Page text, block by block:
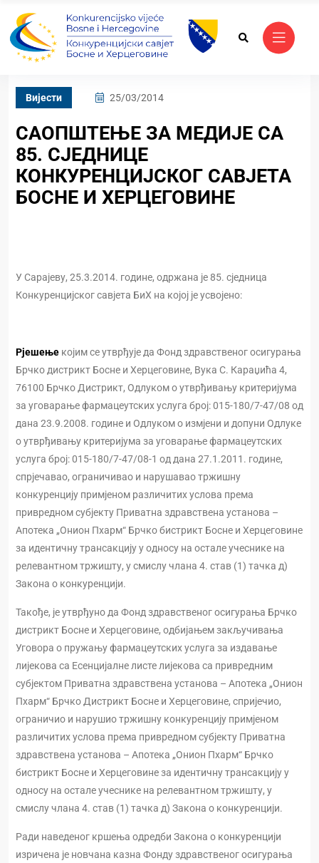
Вијести 25/03/2014
САОПШТЕЊЕ ЗА МЕДИЈЕ СА
85. СЈЕДНИЦЕ
КОНКУРЕНЦИЈСКОГ САВЈЕТА
БОСНЕ И ХЕРЦЕГОВИНЕ
У Сарајеву, 25.3.2014. године, одржана је 85. сједница
Конкуренцијског савјета БиХ на којој је усвојено:
Рјешење којим се утврђује да Фонд здравственог осигурања
Брчко дистрикт Босне и Херцеговине, Вука С. Караџића 4,
76100 Брчко Дистрикт, Одлуком о утврђивању критеријума
за уговарање фармацеутских услуга број: 015-180/7-47/08 од
дана 23.9.2008. године и Одлуком о измјени и допуни Одлуке
о утврђивању критеријума за уговарање фармацеутских
услуга број: 015-180/7-47/08-1 од дана 27.1.2011. године,
спрјечавао, ограничивао и нарушавао тржишну
конкуренцију примјеном различитих услова према
привредном субјекту Приватна здравствена установа –
Апотека „Онион Пхарм“ Брчко бистрикт Босне и Херцеговине
за идентичну трансакцију у односу на остале учеснике на
релевантном тржишту, у смислу члана 4. став (1) тачка д)
Закона о конкуренцији.
Такође, је утврђуно да Фонд здравственог осигурања Брчко
дистрикт Босне и Херцеговине, одбијањем закључивања
Уговора о пружању фармацеутских услуга за издавање
лијекова са Есенцијалне листе лијекова са привредним
субјектом Приватна здравствена установа – Апотека „Онион
Пхарм“ Брчко Дистрикт Босне и Херцеговине, спријечио,
ограничио и нарушио тржишну конкуренцију примјеном
различитих услова према привредном субјекту Приватна
здравствена установа – Апотека „Онион Пхарм“ Брчко
бистрикт Босне и Херцеговине за идентичну трансакцију у
односу на остале учеснике на релевантном тржишту, у
смислу члана 4. став (1) тачка д) Закона о конкуренцији.
Ради наведеног кршења одредби Закона о конкуренцији
изричена је новчана казна Фонду здравственог осигурања